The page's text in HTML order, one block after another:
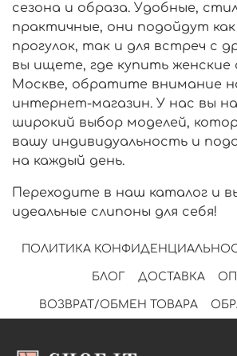
сезона и образа. Удобные,
практичные, они подойдут как
прогулок, так и для встреч с
вы ищете, где купить женские
Москве, обратите внимание
интернет-магазин. У нас вы
широкий выбор моделей,
вашу индивидуальность и
на каждый день.
Переходите в наш каталог и
идеальные слипоны для себя!
ПОЛИТИКА
БЛОГ ДОСТАВКА
ВОЗВРАТ/ОБМЕН ТОВАРА